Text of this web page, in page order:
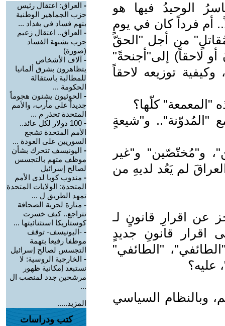
الوحيدُ فيها هو
أم فرداً كان في يومٍ
من أجل "الحقّ
لاحقاً) إلى"أجنحةً"
توزيعه لاحقاً
"المعمعة" كلّها؟
"المُدوّنة".. و"شيعةٍ
و"مُختّصّين" و"غير
لم يَعُد لديهِ من
عن اقرارِ قانونٍ لـ
اقرار قانونِ جديدٍ
"الطائفي"
عليه؟
وبالنظام السياسي
- العراق: اعتقال رئيس
حزب الجماهير الوطنية
بتهم فساد في بغداد ...
- العراق.. اعتقال زعيم
حزب بشبهة الفساد
(صورة)
- آلاف الأشخاص
يتظاهرون بشرق ألمانيا
للمطالبة باستقالة
الحكومة ...
- الحوثيون يشنون هجوماً
جديداً على مأرب، والأمم
المتحدة تحذر م ...
-
100 دولار لكل عائد..
الأمم المتحدة تشجع
السوريين على العودة ...
- اليونيسف تتحرك بشأن
موظف متهم بالتجسس
لصالح إسرائيل
- مندوب كوبا لدى الأمم
المتحدة: الولايات المتحدة
تمهد الطريق ل ...
- منارة لحرية الصحافة
تتراجع.. كيف خسرت
كوستاريكا استثنائيتها ...
- -اليونيسف- توقف
موظفا رفيعا بتهمة
التجسس لصالح إسرائيل
- الخارجية الروسية: لا
نستبعد إمكانية ظهور
مرشحين جدد لمنصب ال
...
المزيد.....
كتب ودراسات